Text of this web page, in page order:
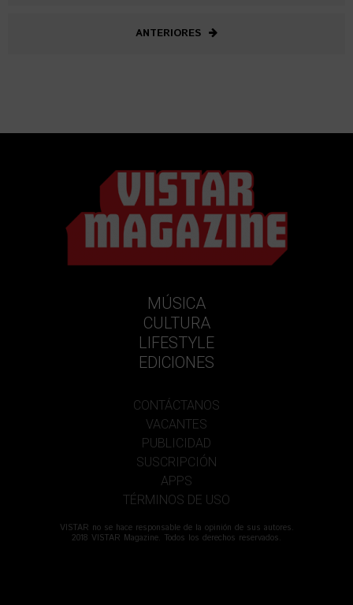
ANTERIORES
MÚSICA
CULTURA
LIFESTYLE
EDICIONES
CONTÁCTANOS
VACANTES
PUBLICIDAD
SUSCRIPCIÓN
APPS
TÉRMINOS DE USO
VISTAR no se hace responsable de la opinión de sus autores.
2018 VISTAR Magazine. Todos los derechos reservados.